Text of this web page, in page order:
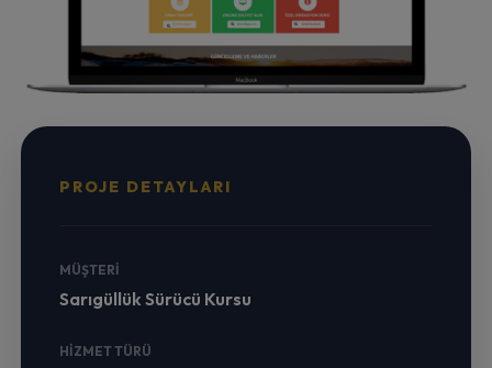
PROJE DETAYLARI
MÜŞTERI
Sarıgüllük Sürücü Kursu
HIZMET TÜRÜ